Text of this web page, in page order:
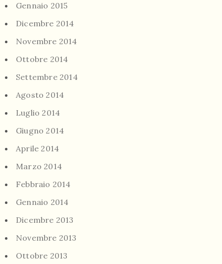
Gennaio 2015
Dicembre 2014
Novembre 2014
Ottobre 2014
Settembre 2014
Agosto 2014
Luglio 2014
Giugno 2014
Aprile 2014
Marzo 2014
Febbraio 2014
Gennaio 2014
Dicembre 2013
Novembre 2013
Ottobre 2013